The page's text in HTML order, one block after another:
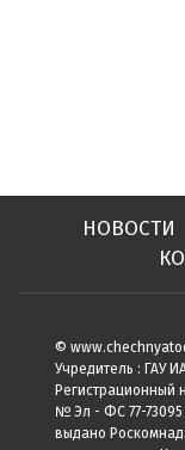
НОВОСТИ
©
Учредитель : ГАУ
Регистрационный
№ Эл - ФС 77-73095
выдано